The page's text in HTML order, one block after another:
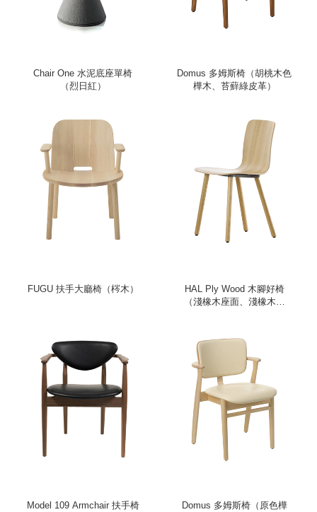
Chair One 水泥底座單椅
（烈日紅）
Domus 多姆斯椅（胡桃木色
樺木、苔蘚綠皮革）
FUGU 扶手大廳椅（梣木）
HAL Ply Wood 木腳好椅
（淺橡木座面、淺橡木椅
Model 109 Armchair 扶手椅
Domus 多姆斯椅（原色樺